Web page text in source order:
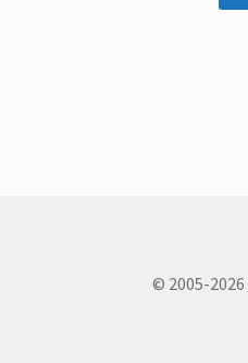
© 2005-2026